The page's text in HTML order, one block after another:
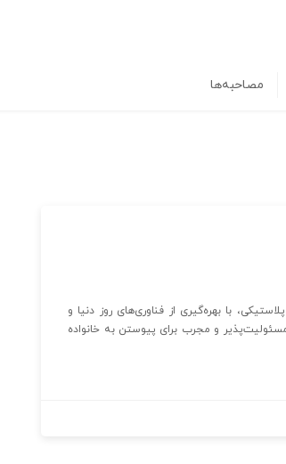
مصاحبه‌ها
با بهره‌گیری از فناوری‌های روز دنیا و
و مجرب برای پیوستن به خانواده